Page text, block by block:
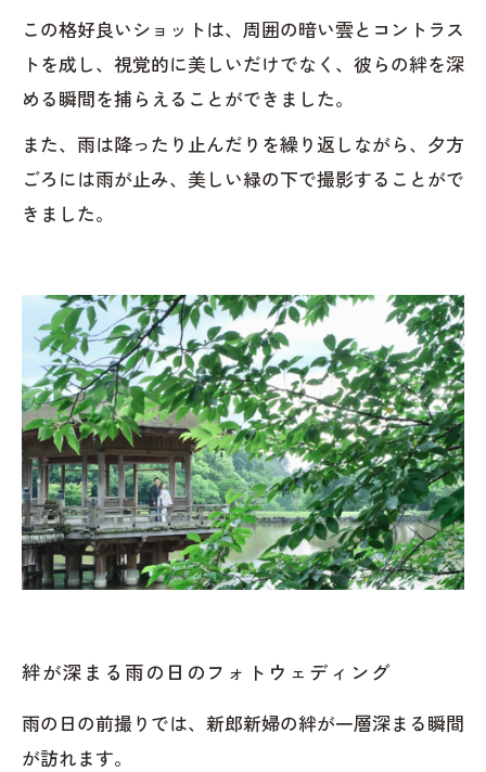
この格好良いショットは、周囲の暗い雲とコントラス
トを成し、視覚的に美しいだけでなく、彼らの絆を深
める瞬間を捕らえることができました。
また、雨は降ったり止んだりを繰り返しながら、夕方
ごろには雨が止み、美しい緑の下で撮影することがで
きました。
絆が深まる雨の日のフォトウェディング
雨の日の前撮りでは、新郎新婦の絆が一層深まる瞬間
が訪れます。